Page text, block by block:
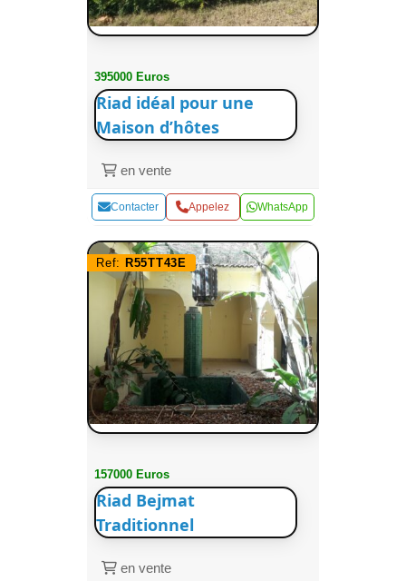
395000 Euros
Riad idéal pour une
Maison d’hôtes
en vente
Contacter Appelez WhatsApp
Ref: R55TT43E
157000 Euros
Riad Bejmat
Traditionnel
en vente